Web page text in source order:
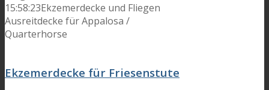
15:58:23Ekzemerdecke und Fliegen
Ausreitdecke für Appalosa /
Quarterhorse
Ekzemerdecke für Friesenstute